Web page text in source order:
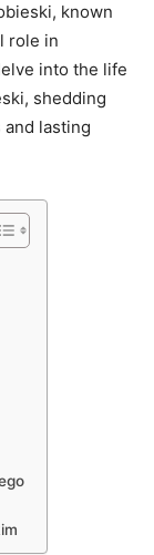
‌known
role in
into the life
⁣shedding
lasting